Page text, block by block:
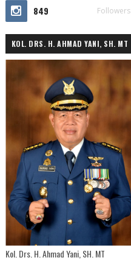
849 Followers
KOL. DRS. H. AHMAD YANI, SH. MT
Kol. Drs. H. Ahmad Yani, SH. MT